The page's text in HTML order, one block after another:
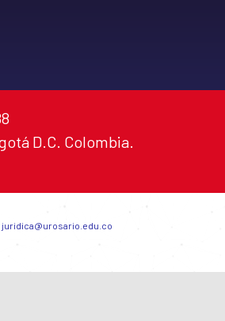
D.C. Colombia.
juridica@urosario.edu.co